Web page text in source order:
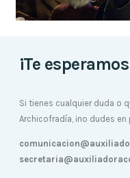
¡Te
Si tienes cualquier duda o
Archicofradía, ¡no dudes